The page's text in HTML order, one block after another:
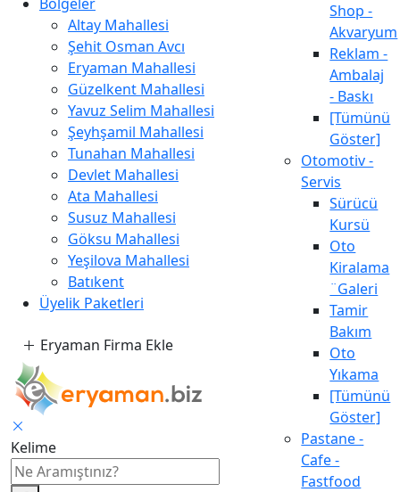
Altay Mahallesi
Şehit Osman Avcı
Eryaman Mahallesi
Güzelkent Mahallesi
Yavuz Selim Mahallesi
Şeyhşamil Mahallesi
Tunahan Mahallesi
Devlet Mahallesi
Ata Mahallesi
Susuz Mahallesi
Göksu Mahallesi
Yeşilova Mahallesi
Batıkent
Üyelik Paketleri
Eryaman Firma Ekle
Kelime
Shop -
Akvaryum
Reklam -
Ambalaj
- Baskı
[Tümünü
Göster]
Otomotiv -
Servis
Sürücü
Kursü
Oto
Kiralama
¨Galeri
Tamir
Bakım
Oto
Yıkama
[Tümünü
Göster]
Pastane -
Cafe -
Fastfood